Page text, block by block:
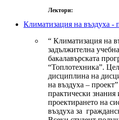
Лектори:
Климатизация на въздуха -
“ Климатизация на
задължителна
бакалавърската
“Топлотехника”.
дисциплина на
на въздуха –
практически
проектирането на
въздуха за